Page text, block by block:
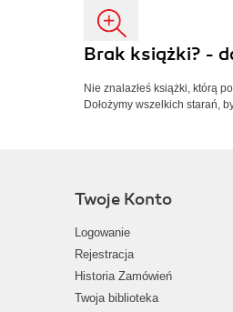
Brak książki? -
Nie znalazłeś książki, którą
Dołożymy wszelkich starań,
Twoje Konto
Logowanie
Rejestracja
Historia Zamówień
Twoja biblioteka